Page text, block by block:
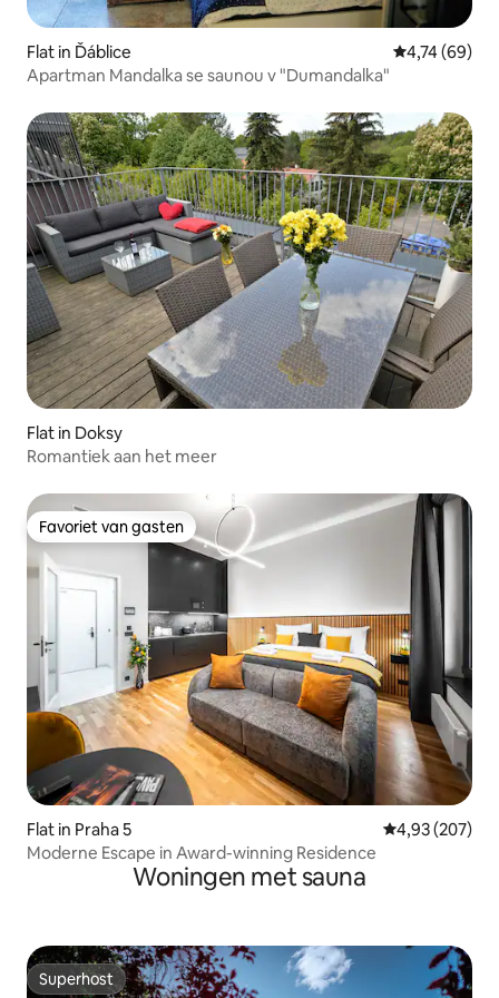
Flat in Ďáblice Gemiddelde
4,74 (69)
Apartman Mandalka se saunou v "Dumandalka"
Flat in Doksy
Romantiek aan het meer
Favoriet van gasten
Favoriet van gasten
Flat in Praha 5 Gemiddelde
4,93 (207)
Moderne Escape in Award-winning Residence
Woningen met sauna
Superhost
Superhost